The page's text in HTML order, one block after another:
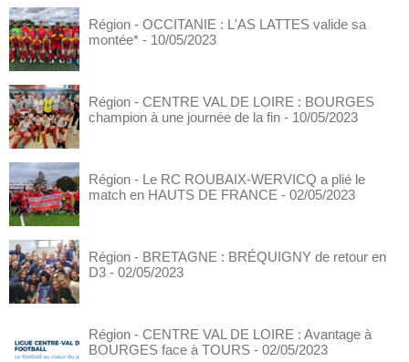
Région - OCCITANIE : L'AS LATTES valide sa
montée* - 10/05/2023
Région - CENTRE VAL DE LOIRE : BOURGES
champion à une journée de la fin - 10/05/2023
Région - Le RC ROUBAIX-WERVICQ a plié le
match en HAUTS DE FRANCE - 02/05/2023
Région - BRETAGNE : BRÉQUIGNY de retour en
D3 - 02/05/2023
Région - CENTRE VAL DE LOIRE : Avantage à
BOURGES face à TOURS - 02/05/2023